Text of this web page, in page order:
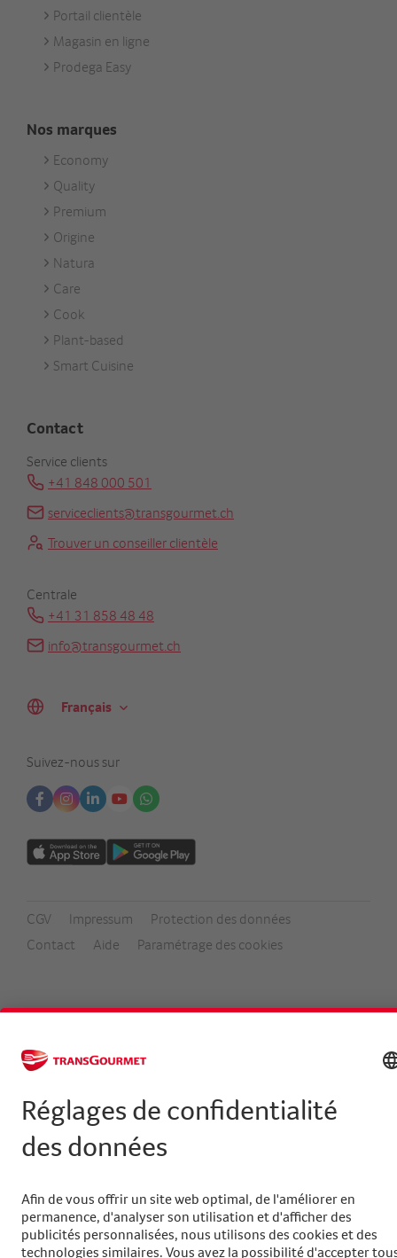
Portail clientèle
Magasin en ligne
Prodega Easy
Nos marques
Footer
Unsere
Marken
Economy
Quality
Premium
Origine
Natura
Care
Cook
Plant-based
Smart Cuisine
Contact
Service clients
+41 848 000 501
serviceclients@transgourmet.ch
Trouver un conseiller clientèle
Centrale
+41 31 858 48 48
info@transgourmet.ch
your
Suivez-nous sur
Footer
Meta
CGV Impressum
Protection des données
Contact
Aide Paramétrage des cookies